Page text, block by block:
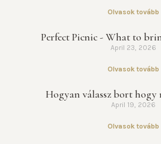
Olvasok tovább
Perfect Picnic - What to
April 23, 2026
Olvasok tovább
Hogyan válassz bort hogy
April 19, 2026
Olvasok tovább